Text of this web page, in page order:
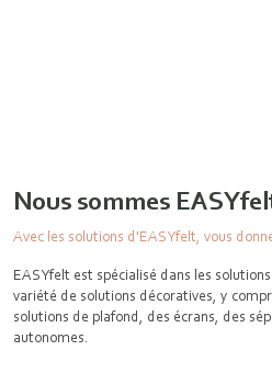
Nous sommes
Avec les solutions d'EASYfelt, vous
EASYfelt est spécialisé dans les
variété de solutions décoratives, y
solutions de plafond, des écrans, des
autonomes.